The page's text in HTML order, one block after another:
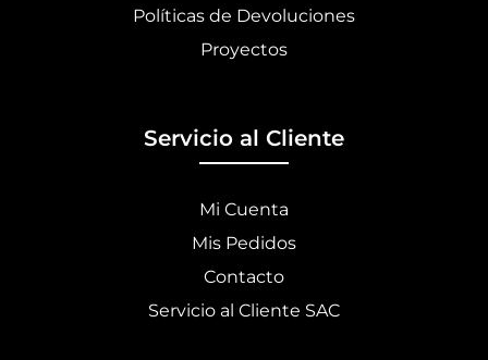
Políticas de Devoluciones
Proyectos
Servicio al Cliente
Mi Cuenta
Mis Pedidos
Contacto
Servicio al Cliente SAC